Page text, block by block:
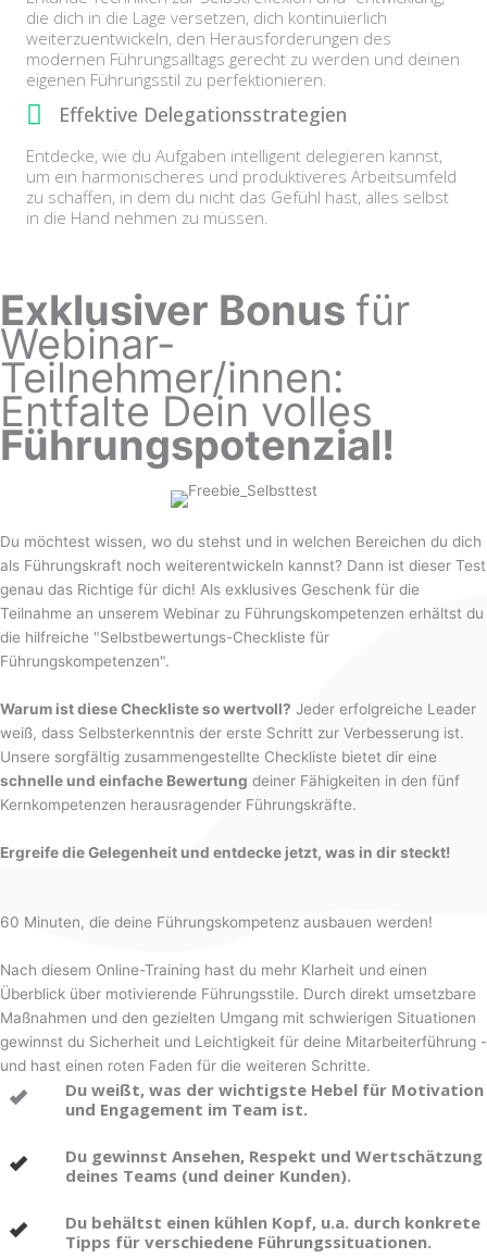
die dich in die Lage versetzen, dich kontinuierlich
weiterzuentwickeln, den Herausforderungen des
modernen Führungsalltags gerecht zu werden und deinen
eigenen Führungsstil zu perfektionieren.
Effektive Delegationsstrategien
Entdecke, wie du Aufgaben intelligent delegieren kannst,
um ein harmonischeres und produktiveres Arbeitsumfeld
zu schaffen, in dem du nicht das Gefühl hast, alles selbst
in die Hand nehmen zu müssen.
Exklusiver Bonus für
Webinar-
Teilnehmer/innen:
Entfalte Dein volles
Führungspotenzial!
Du möchtest wissen, wo du stehst und in welchen Bereichen du dich
als Führungskraft noch weiterentwickeln kannst? Dann ist dieser Test
genau das Richtige für dich! Als exklusives Geschenk für die
Teilnahme an unserem Webinar zu Führungskompetenzen erhältst du
die hilfreiche "Selbstbewertungs-Checkliste für
Führungskompetenzen".
Warum ist diese Checkliste so wertvoll? Jeder erfolgreiche Leader
weiß, dass Selbsterkenntnis der erste Schritt zur Verbesserung ist.
Unsere sorgfältig zusammengestellte Checkliste bietet dir eine
schnelle und einfache Bewertung deiner Fähigkeiten in den fünf
Kernkompetenzen herausragender Führungskräfte.
Ergreife die Gelegenheit und entdecke jetzt, was in dir steckt!
60 Minuten, die deine Führungskompetenz ausbauen werden!
Nach diesem Online-Training hast du mehr Klarheit und einen
Überblick über motivierende Führungsstile. Durch direkt umsetzbare
Maßnahmen und den gezielten Umgang mit schwierigen Situationen
gewinnst du Sicherheit und Leichtigkeit für deine Mitarbeiterführung -
und hast einen roten Faden für die weiteren Schritte.
Du weißt, was der wichtigste Hebel für Motivation
und Engagement im Team ist.
Du gewinnst Ansehen, Respekt und Wertschätzung
deines Teams (und deiner Kunden).
Du behältst einen kühlen Kopf, u.a. durch konkrete
Tipps für verschiedene Führungssituationen.